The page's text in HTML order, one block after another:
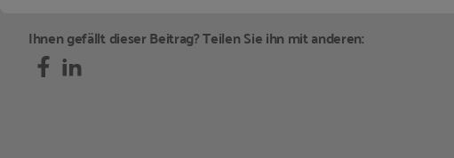
Ihnen gefällt dieser Beitrag? Teilen Sie ihn mit anderen: